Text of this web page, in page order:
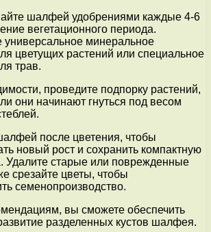
шалфей удобрениями каждые 4-6
вегетационного периода.
универсальное минеральное
цветущих растений или специальное
трав.
проведите подпорку растений,
они начинают гнуться под весом
после цветения, чтобы
новый рост и сохранить компактную
Удалите старые или поврежденные
срезайте цветы, чтобы
семенопроизводство.
вы сможете обеспечить
разделенных кустов шалфея.